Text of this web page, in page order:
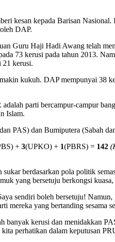
kesan kepada Barisan
DAP.
Guru Haji Hadi Awang telah
73 kerusi pada tahun 2013.
21 kerusi.
kukuh. DAP mempunyai
parti bercampur-campur
Islam.
PAS) dan Bumiputera (Sabah
+ 3(UPKO) + 1(PBRS) = 142
berdasarkan pola politik
yang bersetuju berkongsi
sendiri boleh bersetuju!
mereka yang bertanding sesama
banyak kerusi dan menidakkan
perhatikan dalam keputusan